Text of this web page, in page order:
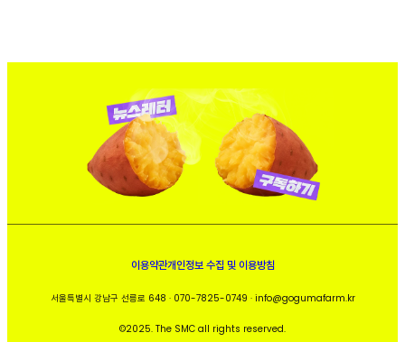
이용약관개인정보 수집 및 이용방침
서울특별시 강남구 선릉로 648 · 070-7825-0749 · info@gogumafarm.kr
©2025. The SMC all rights reserved.